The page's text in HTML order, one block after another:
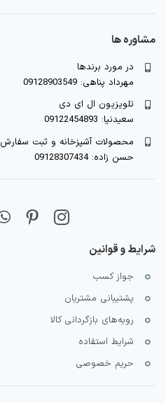
مشاوره ها
در مورد برندها
مهرداد پناهی: 09128903549
تلویزیون ال ای دی
سعیدنیا: 09122454893
محصولات آشپزخانه و ثبت سفارش
حسن زاده: 09128307434
شرایط و قوانین
جواز کسب
پشتیبانی مشتریان
رویه‌های بازگردانی کالا
شرایط استفاده
حریم خصوصی